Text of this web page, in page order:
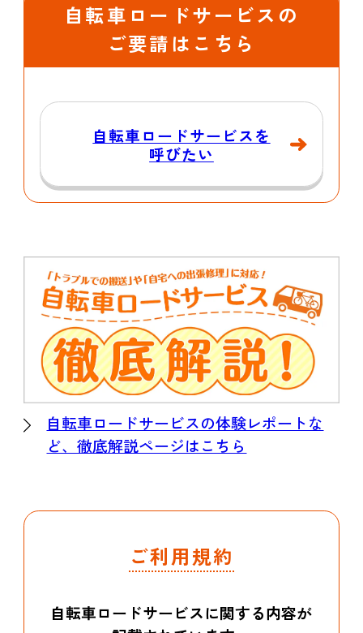
自転車ロードサービスの
ご要請はこちら
自転車ロードサービスを
呼びたい
自転車ロードサービスの体験レポートな
ど、徹底解説ページはこちら
ご利用規約
自転車ロードサービスに関する内容が